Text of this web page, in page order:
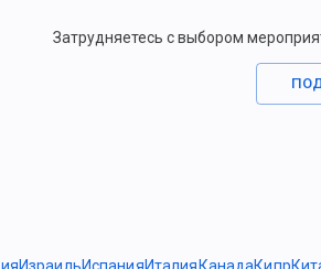
Затрудняетесь с выбором